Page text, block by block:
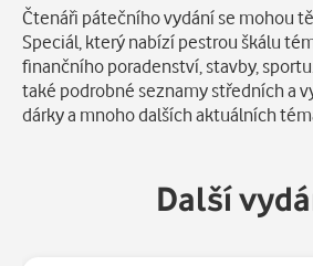
Popis
Čtenáři pátečního vydání se mohou
Speciál, který nabízí pestrou škálu
finančního poradenství, stavby,
také podrobné seznamy středních a
dárky a mnoho dalších aktuálních
Další